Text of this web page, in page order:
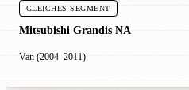
GLEICHES SEGMENT
Mitsubishi Grandis NA
Van (2004–2011)